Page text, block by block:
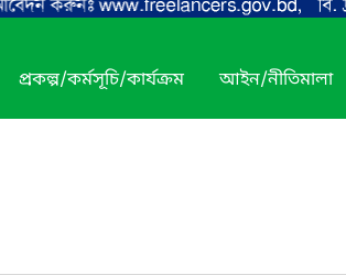
প্রকল্প/কর্মসূচি/কার্যক্রম আইন/নীতিমালা